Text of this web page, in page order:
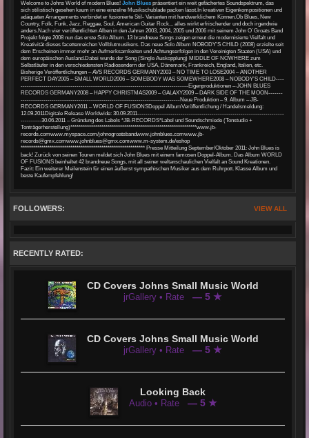
Welcome to Johns World of modern Blues!John Blues präsentiert ein weit gefächertes Soundspektrum, das
sich stilistisch gesehen kaum in eine einzelne Musikschublade packen lässt.In kreativen Eigenkompositionen und
adäquaten Arrangements verbindet er fusionierte Stil- Varianten mit handwerklichem Können.Ob Blues, New
Country, Folk, Funk, Jazz, Reggae, Soul, American Guitar Rock... alles wirkt erfrischender und doch irgendwie
anders.Nach vier veröffentlichten Alben in den Jahren 2003, 2004, 2005 und 2006 mit seinem John O`Groats Band
Projekt folgte 2008 nun das erste Solo Album. 13 brandneue Songs zeigen erneut die modernisierte Vielfalt und
Kreativität dieses facettenreichen Vollblutmusikers. Das neue Solo Album NOBODY’S CHILD (2008) erzielte seit
dem Erscheinen immer mehr an Aufmerksamkeiten und Achtungserfolgen in den Vereinigten Staaten (USA) und
dem europäischen Ausland.Dabei wurde der Song (Single Auskopplung) MIDDLE OF NOWHERE zum
Selbstläufer in den verschiedensten Radiosendern der USA, Dänemark, Frankreich, England, Italien, etc.
Bisherige Veröffentlichungen – AVS RECORDS GERMANY2003 – NO TIME TO LOSE2004 – ANOTHER
PERFECT DAY2005 – SMALL WORLD2006 – SOMEBODY WAS SOMEWHERE2008 – NOBODY’S CHILD----
---------------------------------------------------------------------------------Eigenproduktionen – JOHN BLUES
RECORDS GERMANY2008 – HAPPY CHRISTMAS2009 – GALAXY2009 – DARK SIDE OF THE MOON-------
-----------------------------------------------------------------------------Neue Produktion – 9. Album – JB-
RECORDS GERMANY2011 – WORLD OF FUSIONSDoppel AlbumVeröffentlichung / Handelsmeldung:
12.09.2011Digitale Release Worldwide: 30.09.2011-----------------------------------------------------------------------
----------30.06.2011 – Gründung des Labels *JB-RECORDS*Label und Soundschmiede (Tonstudio +
Tonträgerherstellung)*************************************************************www.jb-
records.comwww.myspace.com/johnogroatsbandwww.johnblues.comwww.jb-
records@gmx.comwww.johnblues@gmx.comwww.m-system.de/eshop
************************************************************ Presse Mitteilung September/Oktober 2011: John Blues is
back! Zurück von seinen Touren meldet sich John Blues mit einem famosen Doppel-Album. Das Album WORLD
OF FUSIONS beinhaltet 42 brandneue Songs, mit all seiner weltanschaulichen Vielfalt an Sound Kreationen.
Fazit: Ein weiterer Meilenstein für einen äußerst sympathischen Musiker aus dem Ruhrpott. Klasse Album und
beste Kaufempfehlung!
VIEW ALL
FOLLOWERS:
RECENTLY RATED:
CD Covers Johns Small Music World
jrGallery • Rate — 5 ★
CD Covers Johns Small Music World
jrGallery • Rate — 5 ★
Looking Back
Audio • Rate — 5 ★